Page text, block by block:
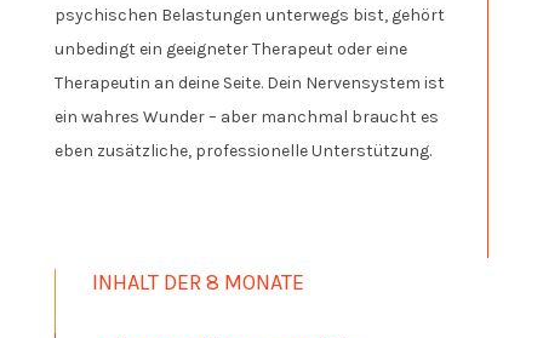
psychischen Belastungen unterwegs bist, gehört
unbedingt ein geeigneter Therapeut oder eine
Therapeutin an deine Seite. Dein Nervensystem ist
ein wahres Wunder – aber manchmal braucht es
eben zusätzliche, professionelle Unterstützung.
INHALT DER 8 MONATE